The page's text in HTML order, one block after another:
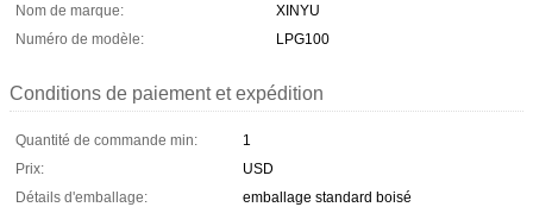
Nom de marque:
XINYU
Numéro de modèle:
LPG100
Conditions de paiement et expédition
Quantité de commande min:
1
Prix:
USD
Détails d'emballage:
emballage standard boisé